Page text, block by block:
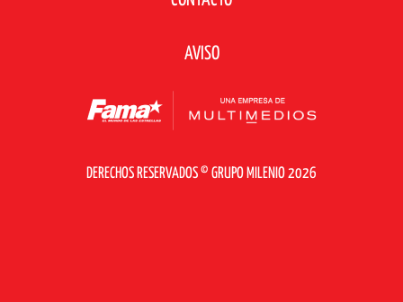
AVISO
DERECHOS RESERVADOS © GRUPO MILENIO 2026